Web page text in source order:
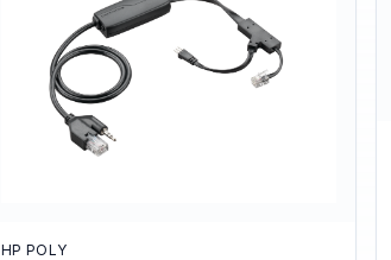
HP POLY